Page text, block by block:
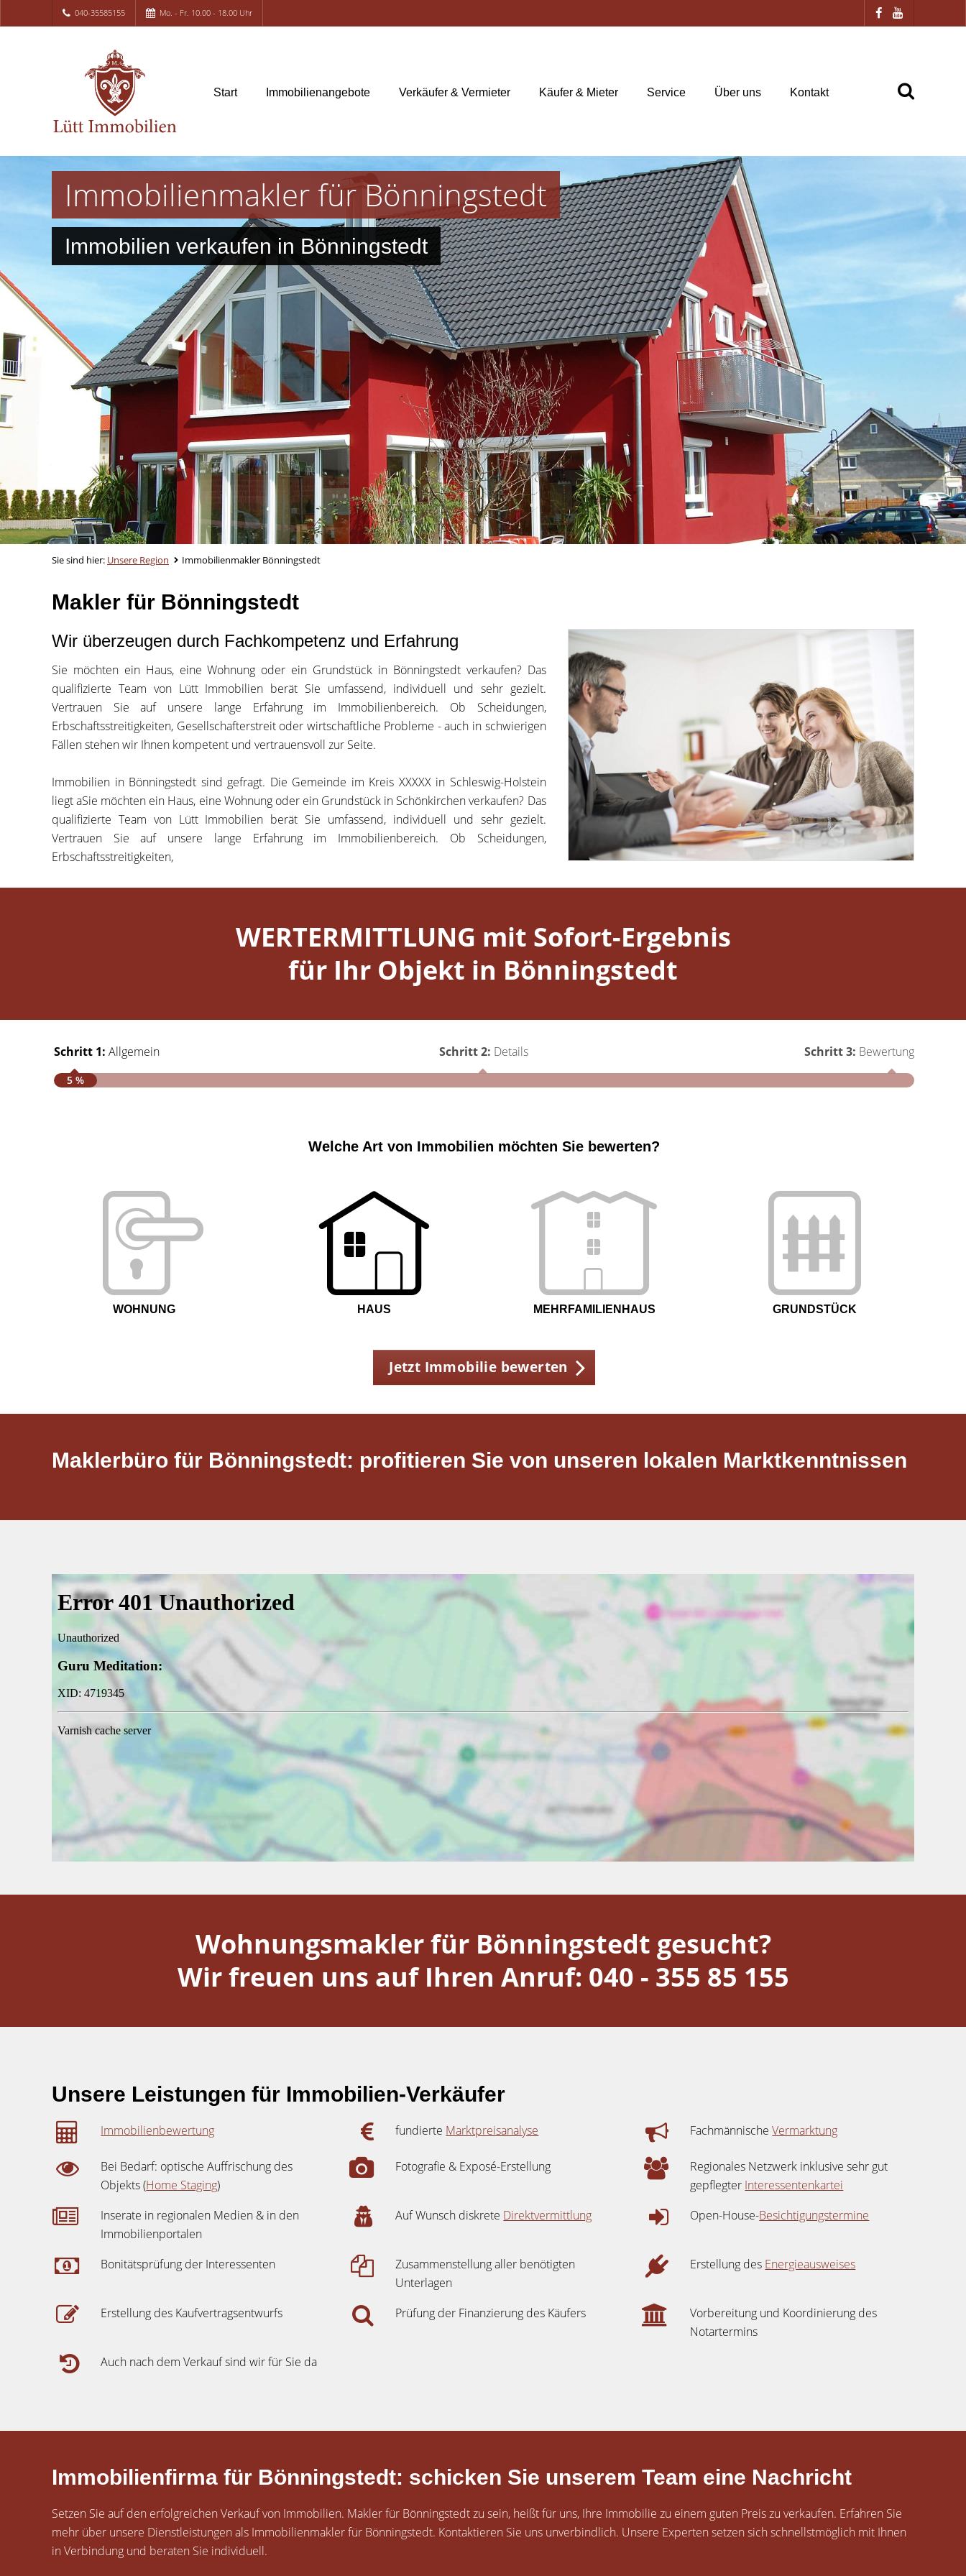
040-35585155 Mo. - Fr. 10.00 - 18.00 Uhr
Start Immobilienangebote Verkäufer & Vermieter Käufer & Mieter Service Über uns Kontakt
Immobilienmakler für Bönningstedt
Immobilien verkaufen in Bönningstedt
Sie sind hier: Unsere Region Immobilienmakler Bönningstedt
Makler für Bönningstedt
Wir überzeugen durch Fachkompetenz und Erfahrung
Sie möchten ein Haus, eine Wohnung oder ein Grundstück in Bönningstedt verkaufen? Das
qualifizierte Team von Lütt Immobilien berät Sie umfassend, individuell und sehr gezielt.
Vertrauen Sie auf unsere lange Erfahrung im Immobilienbereich. Ob Scheidungen,
Erbschaftsstreitigkeiten, Gesellschafterstreit oder wirtschaftliche Probleme - auch in schwierigen
Fällen stehen wir Ihnen kompetent und vertrauensvoll zur Seite.
Immobilien in Bönningstedt sind gefragt. Die Gemeinde im Kreis XXXXX in Schleswig-Holstein
liegt aSie möchten ein Haus, eine Wohnung oder ein Grundstück in Schönkirchen verkaufen? Das
qualifizierte Team von Lütt Immobilien berät Sie umfassend, individuell und sehr gezielt.
Vertrauen Sie auf unsere lange Erfahrung im Immobilienbereich. Ob Scheidungen,
Erbschaftsstreitigkeiten,
WERTERMITTLUNG mit Sofort-Ergebnis
für Ihr Objekt in Bönningstedt
Schritt 1: Allgemein Schritt 2: Details Schritt 3: Bewertung
5 %
Welche Art von Immobilien möchten Sie bewerten?
WOHNUNG HAUS MEHRFAMILIENHAUS GRUNDSTÜCK
Jetzt Immobilie bewerten
Maklerbüro für Bönningstedt: profitieren Sie von unseren lokalen Marktkenntnissen
Wohnungsmakler für Bönningstedt gesucht?
Wir freuen uns auf Ihren Anruf: 040 - 355 85 155
Unsere Leistungen für Immobilien-Verkäufer
Immobilienbewertung fundierte Marktpreisanalyse FachmännischeVermarktung
Bei Bedarf: optische Auffrischung des
Objekts (Home Staging)
Fotografie & Exposé-Erstellung
Regionales Netzwerk inklusive sehr gut
gepflegter Interessentenkartei
Inserate in regionalen Medien & in den
Immobilienportalen
Auf Wunsch diskrete Direktvermittlung Open-House-Besichtigungstermine
Bonitätsprüfung der Interessenten
Zusammenstellung aller benötigten
Unterlagen
Erstellung des Energieausweises
Erstellung des Kaufvertragsentwurfs Prüfung der Finanzierung des Käufers
Vorbereitung und Koordinierung des
Notartermins
Auch nach dem Verkauf sind wir für Sie da
Immobilienfirma für Bönningstedt: schicken Sie unserem Team eine Nachricht
Setzen Sie auf den erfolgreichen Verkauf von Immobilien. Makler für Bönningstedt zu sein, heißt für uns, Ihre Immobilie zu einem guten Preis zu verkaufen. Erfahren Sie
mehr über unsere Dienstleistungen als Immobilienmakler für Bönningstedt. Kontaktieren Sie uns unverbindlich. Unsere Experten setzen sich schnellstmöglich mit Ihnen
in Verbindung und beraten Sie individuell.